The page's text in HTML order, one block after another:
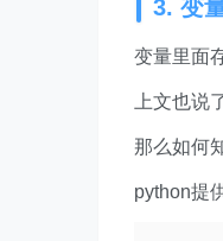
3. 变
变量里面
上文也说
那么如何
python提